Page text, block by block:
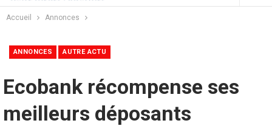
Accueil Annonces
ANNONCES AUTRE ACTU
Ecobank récompense ses
meilleurs déposants